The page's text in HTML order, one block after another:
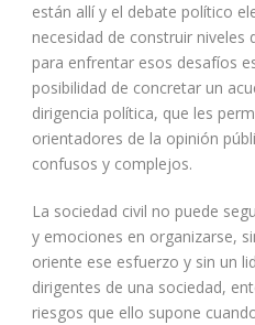
están allí y el debate político
necesidad de construir niveles
para enfrentar esos desafíos
posibilidad de concretar un
dirigencia política, que les
orientadores de la opinión
confusos y complejos.
La sociedad civil no puede
y emociones en organizarse,
oriente ese esfuerzo y sin un
dirigentes de una sociedad,
riesgos que ello supone